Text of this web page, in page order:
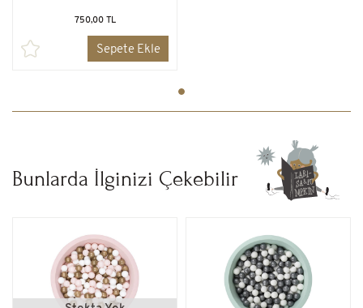
750,00 TL
Sepete Ekle
Bunlarda İlginizi Çekebilir